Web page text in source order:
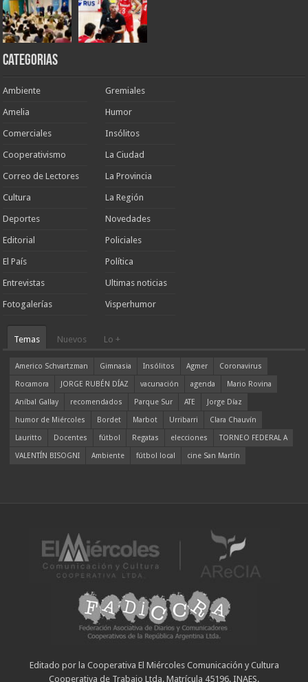
Categorias
Ambiente
Amelia
Comerciales
Cooperativismo
Correo de Lectores
Cultura
Deportes
Editorial
El País
Entrevistas
Fotogalerías
Gremiales
Humor
Insólitos
La Ciudad
La Provincia
La Región
Novedades
Policiales
Política
Ultimas noticias
Visperhumor
Temas Nuevos Lo +
Americo Schvartzman Gimnasia Insólitos Agmer
Coronavirus
Rocamora
JORGE RUBÉN DÍAZ vacunación agenda
Mario Rovina
Aníbal Gallay
recomendados Parque Sur ATE
Jorge Díaz
humor de Miércoles
Bordet Marbot Urribarri
Clara Chauvín
Lauritto
Docentes fútbol Regatas elecciones
TORNEO FEDERAL A
VALENTÍN BISOGNI
Ambiente fútbol local cine San Martín
Editado por la Cooperativa El Miércoles Comunicación y Cultura
Cooperativa de Trabajo Ltda. Matrícula 45196. INAES.